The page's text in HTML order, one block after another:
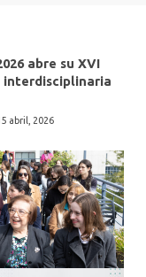
abre su XVI
interdisciplinaria
abril, 2026